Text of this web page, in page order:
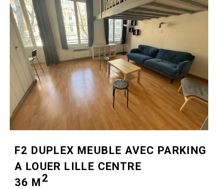
F2 DUPLEX MEUBLE AVEC PARKING
A LOUER LILLE CENTRE
36 M2